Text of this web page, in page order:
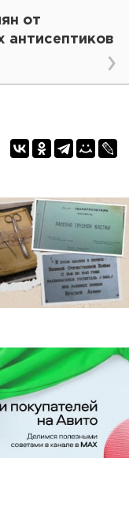
от
антисептиков